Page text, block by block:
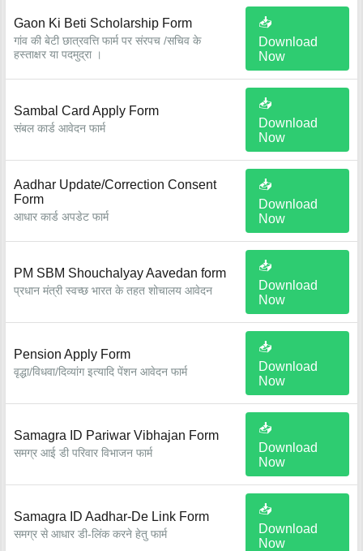
Gaon Ki Beti Scholarship Form
गांव की बेटी छात्रवत्ति फार्म पर संरपच /सचिव के
हस्ताक्षर या पदमुद्रा ।
📥
Download
Now
Sambal Card Apply Form
संबल कार्ड आवेदन फार्म
📥
Download
Now
Aadhar Update/Correction Consent
Form
आधार कार्ड अपडेट फार्म
📥
Download
Now
PM SBM Shouchalyay Aavedan form
प्रधान मंत्री स्वच्छ भारत के तहत शोचालय आवेदन
📥
Download
Now
Pension Apply Form
वृद्धा/विधवा/दिव्यांग इत्यादि पेंशन आवेदन फार्म
📥
Download
Now
Samagra ID Pariwar Vibhajan Form
समग्र आई डी परिवार विभाजन फार्म
📥
Download
Now
Samagra ID Aadhar-De Link Form
समग्र से आधार डी-लिंक करने हेतु फार्म
📥
Download
Now